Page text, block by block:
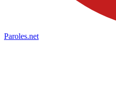
Paroles.net